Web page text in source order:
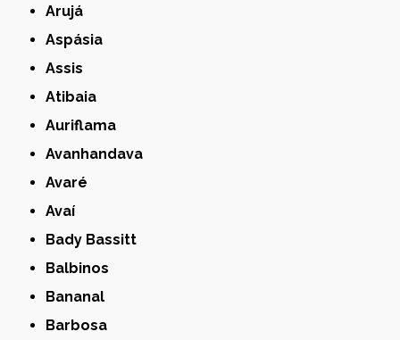
Arujá
Aspásia
Assis
Atibaia
Auriflama
Avanhandava
Avaré
Avaí
Bady Bassitt
Balbinos
Bananal
Barbosa